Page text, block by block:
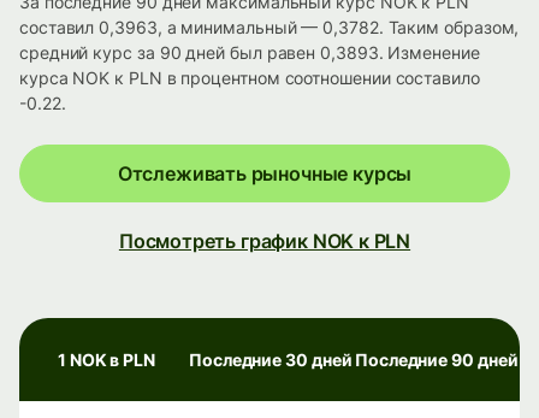
составил 0,3963, а минимальный — 0,3782. Таким образом,
средний курс за 90 дней был равен 0,3893. Изменение
курса NOK к PLN в процентном соотношении составило
-0.22.
Отслеживать рыночные курсы
Посмотреть график NOK к PLN
1 NOK в PLN Последние 30 дней Последние 90 дней